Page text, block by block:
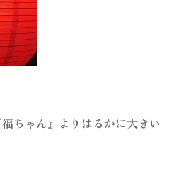
ちゃん』よりはるかに大きい